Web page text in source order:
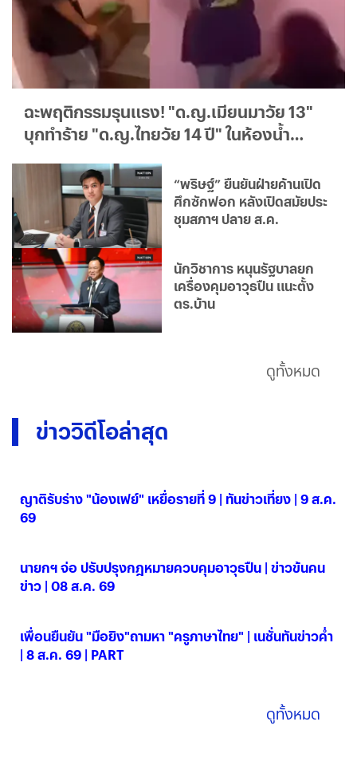
ฉะพฤติกรรมรุนแรง! "ด.ญ.เมียนมาวัย 13"
บุกทำร้าย "ด.ญ.ไทยวัย 14 ปี" ในห้องน้ำ
“พริษฐ์” ยืนยันฝ่ายค้านเปิด
ศึกซักฟอก หลังเปิดสมัยประ
ชุมสภาฯ ปลาย ส.ค.
นักวิชาการ หนุนรัฐบาลยก
เครื่องคุมอาวุธปืน แนะตั้ง
ตร.บ้าน
ดูทั้งหมด
ข่าววิดีโอล่าสุด
ญาติรับร่าง "น้องเฟย์" เหยื่อรายที่ 9 | ทันข่าวเที่ยง | 9 ส.ค.
69
นายกฯ จ่อ ปรับปรุงกฎหมายควบคุมอาวุธปืน | ข่าวข้นคน
ข่าว | 08 ส.ค. 69
เพื่อนยืนยัน "มือยิง"ถามหา "ครูภาษาไทย" | เนชั่นทันข่าวค่ำ
| 8 ส.ค. 69 | PART
ดูทั้งหมด